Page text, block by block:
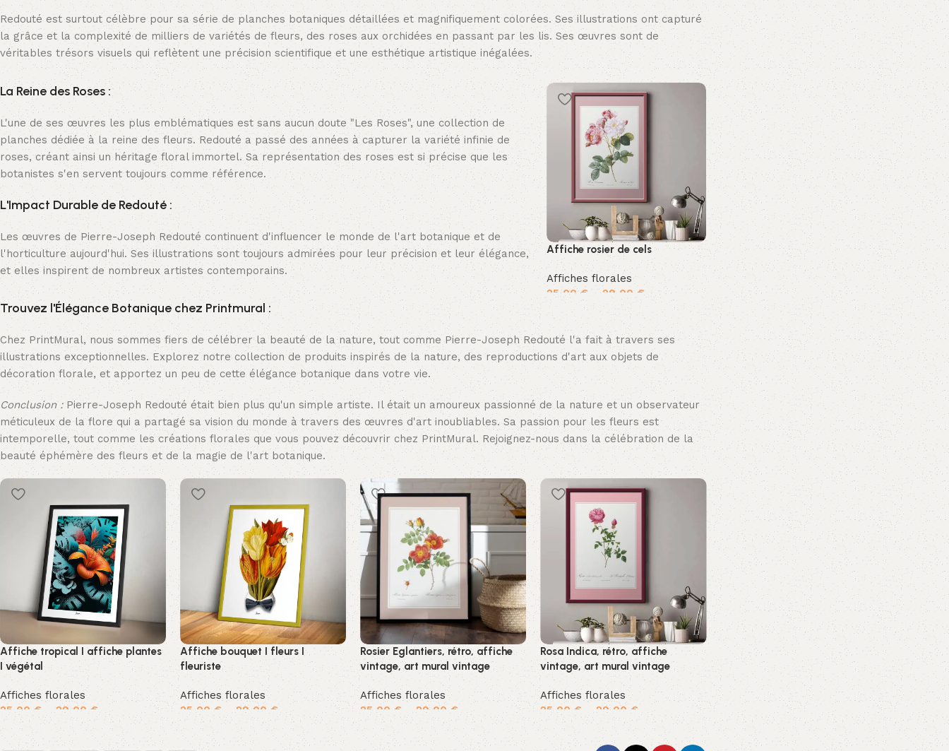
Redouté est surtout célèbre pour sa série de planches botaniques détaillées et magnifiquement colorées. Ses illustrations ont capturé
la grâce et la complexité de milliers de variétés de fleurs, des roses aux orchidées en passant par les lis. Ses œuvres sont de
véritables trésors visuels qui reflètent une précision scientifique et une esthétique artistique inégalées.
La Reine des Roses :
L'une de ses œuvres les plus emblématiques est sans aucun doute "Les Roses", une collection de
planches dédiée à la reine des fleurs. Redouté a passé des années à capturer la variété infinie de
roses, créant ainsi un héritage floral immortel. Sa représentation des roses est si précise que les
botanistes s'en servent toujours comme référence.
L'Impact Durable de Redouté :
Les œuvres de Pierre-Joseph Redouté continuent d'influencer le monde de l'art botanique et de
l'horticulture aujourd'hui. Ses illustrations sont toujours admirées pour leur précision et leur élégance,
et elles inspirent de nombreux artistes contemporains.
Affiche rosier de cels
Affiches florales
25,00€ –29,00€
Choix des options
Trouvez l'Élégance Botanique chez Printmural :
Chez PrintMural, nous sommes fiers de célébrer la beauté de la nature, tout comme Pierre-Joseph Redouté l'a fait à travers ses
illustrations exceptionnelles. Explorez notre collection de produits inspirés de la nature, des reproductions d'art aux objets de
décoration florale, et apportez un peu de cette élégance botanique dans votre vie.
Conclusion :Pierre-Joseph Redouté était bien plus qu'un simple artiste. Il était un amoureux passionné de la nature et un observateur
méticuleux de la flore qui a partagé sa vision du monde à travers des œuvres d'art inoubliables. Sa passion pour les fleurs est
intemporelle, tout comme les créations florales que vous pouvez découvrir chez PrintMural. Rejoignez-nous dans la célébration de la
beauté éphémère des fleurs et de la magie de l'art botanique.
Affiche tropical I affiche plantes
I végétal
Affiches florales
25,00 € –29,00€
Choix des options
Affiche bouquet I fleurs I
fleuriste
Affiches florales
25,00€ –29,00€
Choix des options
Rosier Eglantiers, rétro, affiche
vintage, art mural vintage
Affiches florales
25,00€ –29,00€
Choix des options
Rosa Indica, rétro, affiche
vintage, art mural vintage
Affiches florales
25,00€ –29,00€
Choix des options